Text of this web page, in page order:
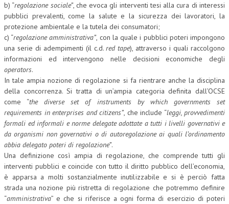
TRANSFER PRICING
PRASSI
AMMINISTRATIVA
TRIBUTARIA
GIURISPRUDENZA
EUROPEA
COSTITUZIONALE
CIVILE
TRIBUTARIA
PENALE
b) “regolazione sociale”, che evoca gli interventi tesi alla cura di interessi
pubblici prevalenti, come la salute e la sicurezza dei lavoratori, la
protezione ambientale e la tutela dei consumatori;
c) “regolazione amministrativa”, con la quale i pubblici poteri impongono
una serie di adempimenti (il c.d.red tape), attraverso i quali raccolgono
informazioni ed intervengono nelle decisioni economiche degli
operators.
In tale ampia nozione di regolazione si fa rientrare anche la disciplina
della concorrenza. Si tratta di un’ampia categoria definita dall’OCSE
come “the diverse set of instruments by which governments set
requirements in enterprises and citizens”, che include “leggi, provvedimenti
formali ed informali e norme delegate adottate a tutti i livelli governativi e
da organismi non governativi o di autoregolazione ai quali l’ordinamento
abbia delegato poteri di regolazione”.
Una definizione così ampia di regolazione, che comprende tutti gli
interventi pubblici e coincide con tutto il diritto pubblico dell’economia,
è apparsa a molti sostanzialmente inutilizzabile e si è perciò fatta
strada una nozione più ristretta di regolazione che potremmo definire
“amministrativa” e che si riferisce a ogni forma di esercizio di poteri